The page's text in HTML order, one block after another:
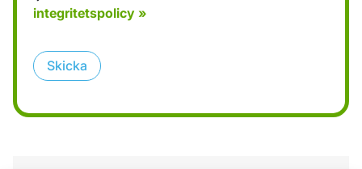
integritetspolicy »
Skicka